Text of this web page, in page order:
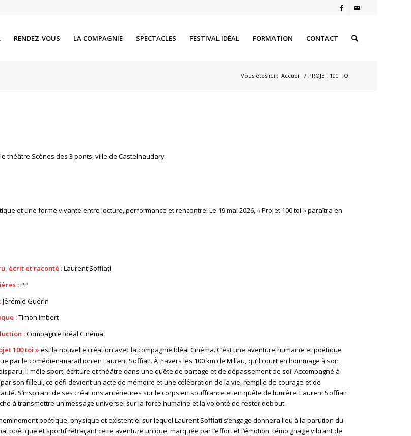
RENDEZ-VOUS LA COMPAGNIE SPECTACLES FESTIVAL IDÉAL FORMATION CONTACT
Vous êtes ici : Accueil / PROJET 100 TOI
théâtre Scènes des 3 ponts, ville de Castelnaudary
et une forme vivante entre lecture, performance et rencontre.Le 19 mai 2026, « Projet 100 toi » paraîtra en
écrit et raconté :Laurent Soffiati
:PP
Jérémie Guérin
:Timon Imbert
:Compagnie Idéal Cinéma
100 toi »est la nouvelle création avec la compagnie Idéal Cinéma. C’est une aventure humaine et poétique
par le comédien-marathonien Laurent Soffiati. À travers les 100 km de Millau, qu’il court en hommage à son
il mêle sport, écriture et théâtre dans une quête de partage et de dépassement de soi. Accompagné à
son filleul, ce défi devient un acte de mémoire et une célébration de la vie, remplie de courage et de
S’inspirant de ses créations antérieures sur le corps en souffrance et en quête de lumière. Laurent Soffiati
à transmettre un message universel sur la force humaine et la volonté de rester debout.
poétique, physique et existentiel sur lequel Laurent Soffiati s’engage donnera lieu à la parution du
poétique et sportif retraçant cette aventure unique, marquée par l’effort et l’émotion, témoignage vibrant de